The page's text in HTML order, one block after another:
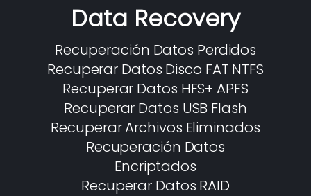
Data Recovery
Recuperación Datos Perdidos
Recuperar Datos Disco FAT NTFS
Recuperar Datos HFS+ APFS
Recuperar Datos USB Flash
Recuperar Archivos Eliminados
Recuperación Datos
Encriptados
Recuperar Datos RAID